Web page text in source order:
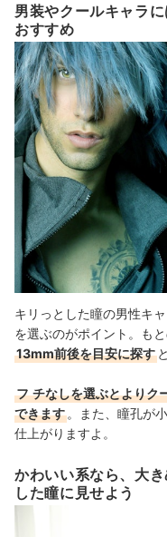
男装やクールキャラ
おすすめ
キリっとした瞳の男性キ
を選ぶのがポイント。も
13mm前後を目安に探す
フ チなしを選ぶとよりク
できます 。また、瞳孔が
仕上がりますよ。
かわいい系なら、大
した瞳に見せよう